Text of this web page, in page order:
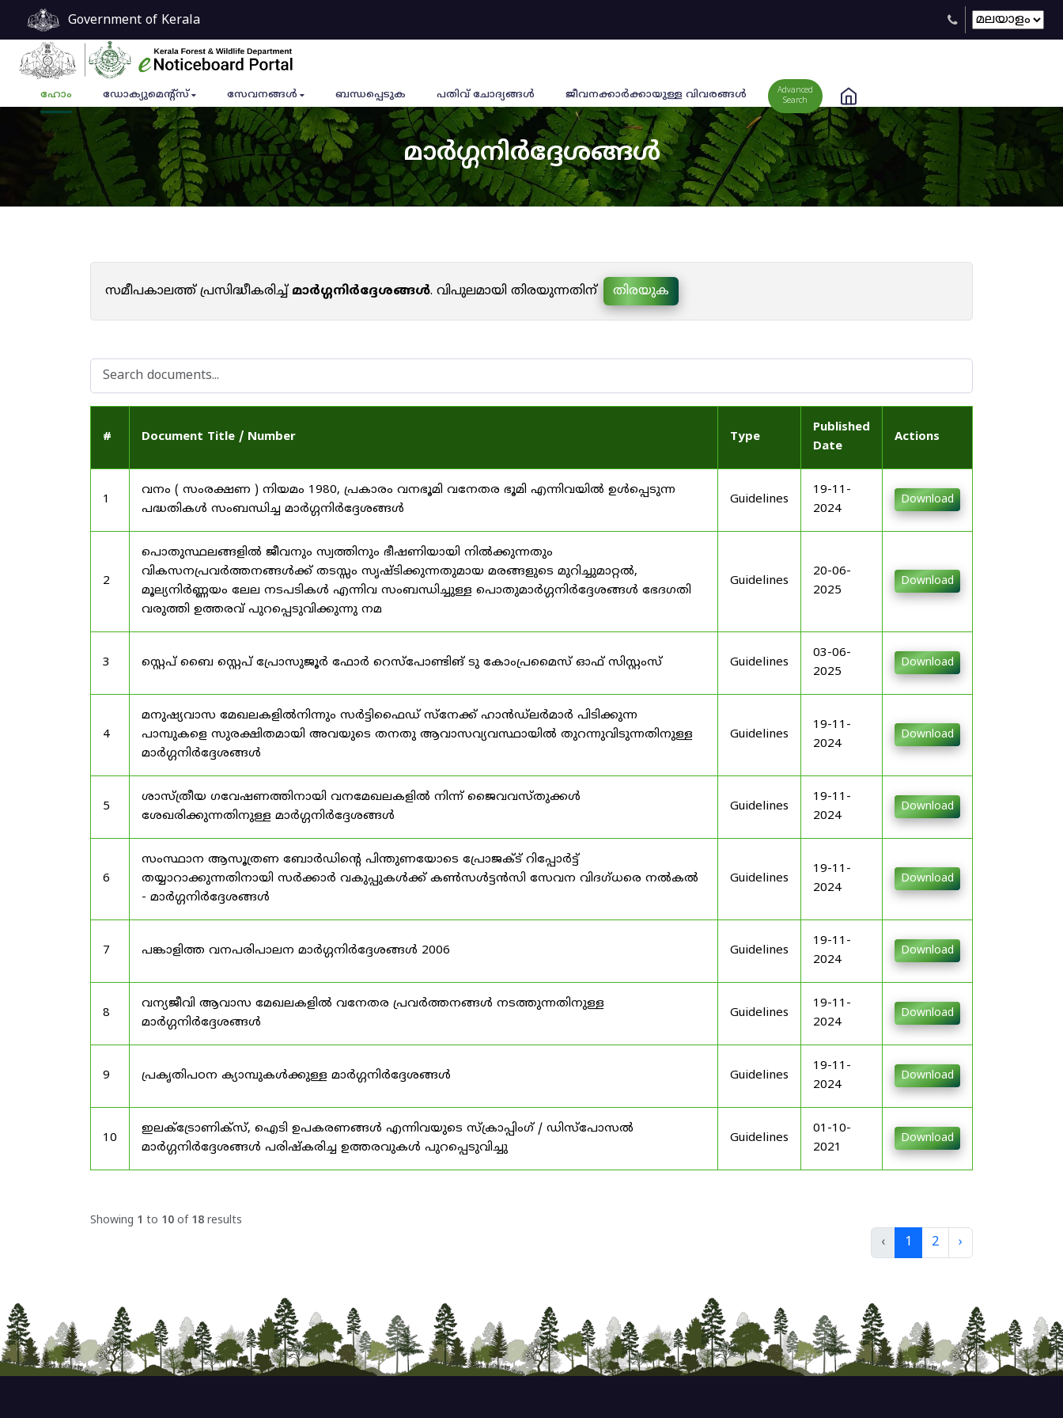
Government of Kerala
ഹോം ഡോക്യുമെൻ്റ്സ് സേവനങ്ങൾ ബന്ധപ്പെടുക പതിവ് ചോദ്യങ്ങൾ ജീവനക്കാര്‍ക്കായുള്ള വിവരങ്ങള്‍
Advanced
Search
മാർഗ്ഗനിർദ്ദേശങ്ങൾ
സമീപകാലത്ത് പ്രസിദ്ധീകരിച്ച്മാർഗ്ഗനിർദ്ദേശങ്ങൾ. വിപുലമായി തിരയുന്നതിന് തിരയുക
# Document Title / Number Type
Published
Date
Actions
1
വനം ( സംരക്ഷണ ) നിയമം 1980, പ്രകാരം വനഭൂമി വനേതര ഭൂമി എന്നിവയിൽ ഉൾപ്പെടുന്ന
പദ്ധതികൾ സംബന്ധിച്ച മാർഗ്ഗനിർദ്ദേശങ്ങൾ
Guidelines
19-11-
2024
Download
2
പൊതുസ്ഥലങ്ങളിൽ ജീവനും സ്വത്തിനും ഭീഷണിയായി നിൽക്കുന്നതും
വികസനപ്രവർത്തനങ്ങൾക്ക് തടസ്സം സൃഷ്ടിക്കുന്നതുമായ മരങ്ങളുടെ മുറിച്ചുമാറ്റൽ,
മൂല്യനിർണ്ണയം ലേല നടപടികൾ എന്നിവ സംബന്ധിച്ചുള്ള പൊതുമാർഗ്ഗനിർദ്ദേശങ്ങൾ ഭേദഗതി
വരുത്തി ഉത്തരവ് പുറപ്പെടുവിക്കുന്നു നമ
Guidelines
20-06-
2025
Download
3 സ്റ്റെപ് ബൈ സ്റ്റെപ് പ്രോസുജൂർ ഫോർ റെസ്‌പോണ്ടിങ് ടു കോംപ്രമൈസ് ഓഫ് സിസ്റ്റംസ് Guidelines
03-06-
2025
Download
4
മനുഷ്യവാസ മേഖലകളിൽനിന്നും സർട്ടിഫൈഡ് സ്നേക്ക് ഹാൻഡ്‌ലർമാർ പിടിക്കുന്ന
പാമ്പുകളെ സുരക്ഷിതമായി അവയുടെ തനതു ആവാസവ്യവസ്ഥായിൽ തുറന്നുവിടുന്നതിനുള്ള
മാർഗ്ഗനിർദ്ദേശങ്ങൾ
Guidelines
19-11-
2024
Download
5
ശാസ്ത്രീയ ഗവേഷണത്തിനായി വനമേഖലകളിൽ നിന്ന് ജൈവവസ്തുക്കൾ
ശേഖരിക്കുന്നതിനുള്ള മാർഗ്ഗനിർദ്ദേശങ്ങൾ
Guidelines
19-11-
2024
Download
6
സംസ്ഥാന ആസൂത്രണ ബോർഡിൻ്റെ പിന്തുണയോടെ പ്രോജക്ട് റിപ്പോർട്ട്
തയ്യാറാക്കുന്നതിനായി സർക്കാർ വകുപ്പുകൾക്ക് കൺസൾട്ടൻസി സേവന വിദഗ്ധരെ നൽകൽ
- മാർഗ്ഗനിർദ്ദേശങ്ങൾ
Guidelines
19-11-
2024
Download
7 പങ്കാളിത്ത വനപരിപാലന മാർഗ്ഗനിർദ്ദേശങ്ങൾ 2006 Guidelines
19-11-
2024
Download
8
വന്യജീവി ആവാസ മേഖലകളിൽ വനേതര പ്രവർത്തനങ്ങൾ നടത്തുന്നതിനുള്ള
മാർഗ്ഗനിർദ്ദേശങ്ങൾ
Guidelines
19-11-
2024
Download
9 പ്രകൃതിപഠന ക്യാമ്പുകൾക്കുള്ള മാർഗ്ഗനിർദ്ദേശങ്ങൾ Guidelines
19-11-
2024
Download
10
ഇലക്‌ട്രോണിക്‌സ്, ഐടി ഉപകരണങ്ങൾ എന്നിവയുടെ സ്‌ക്രാപ്പിംഗ് / ഡിസ്‌പോസൽ
മാർഗ്ഗനിർദ്ദേശങ്ങൾ പരിഷ്‌കരിച്ച ഉത്തരവുകൾ പുറപ്പെടുവിച്ചു
Guidelines
01-10-
2021
Download
Showing 1 to 10 of 18 results
‹ 1 2 ›